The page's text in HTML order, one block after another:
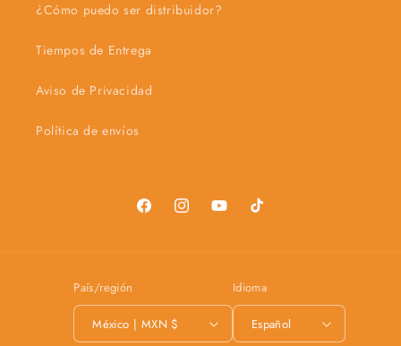
¿Cómo puedo ser distribuidor?
Tiempos de Entrega
Aviso de Privacidad
Política de envíos
FacebookInstagramYouTubeTikTok
País/región
México | MXN $
Idioma
Español